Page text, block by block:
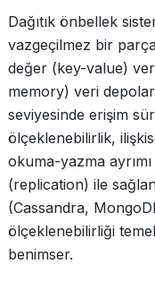
Dağıtık önbellek
vazgeçilmez bir
değer (key-value)
memory) veri
seviyesinde erişim
ölçeklenebilirlik,
okuma-yazma
(replication) ile
(Cassandra,
ölçeklenebilirliği
benimser.